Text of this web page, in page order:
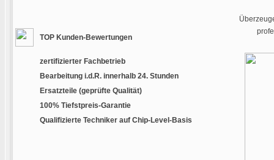
TOP Kunden-Bewertungen
zertifizierter Fachbetrieb
Bearbeitung i.d.R. innerhalb 24. Stunden
Ersatzteile (geprüfte Qualität)
100% Tiefstpreis-Garantie
Qualifizierte Techniker auf Chip-Level-Basis